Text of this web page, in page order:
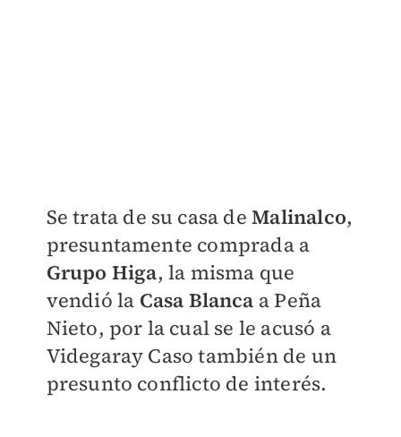
Se trata de su casa deMalinalco,
presuntamente comprada a
Grupo Higa, la misma que
vendió la Casa Blanca a Peña
Nieto, por la cual se le acusó a
Videgaray Caso también de un
presunto conflicto de interés.